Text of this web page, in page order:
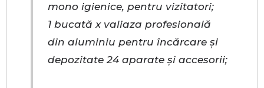
mono igienice, pentru vizitatori;
1 bucată x valiaza profesională
din aluminiu pentru încărcare și
depozitate 24 aparate și accesorii;